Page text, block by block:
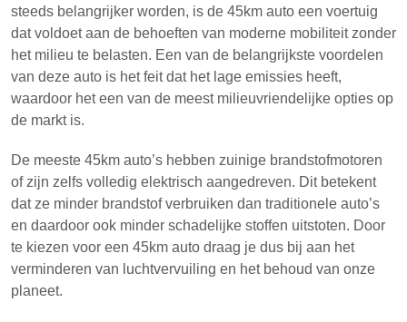
steeds belangrijker worden, is de 45km auto een voertuig
dat voldoet aan de behoeften van moderne mobiliteit zonder
het milieu te belasten. Een van de belangrijkste voordelen
van deze auto is het feit dat het lage emissies heeft,
waardoor het een van de meest milieuvriendelijke opties op
de markt is.
De meeste 45km auto’s hebben zuinige brandstofmotoren
of zijn zelfs volledig elektrisch aangedreven. Dit betekent
dat ze minder brandstof verbruiken dan traditionele auto’s
en daardoor ook minder schadelijke stoffen uitstoten. Door
te kiezen voor een 45km auto draag je dus bij aan het
verminderen van luchtvervuiling en het behoud van onze
planeet.